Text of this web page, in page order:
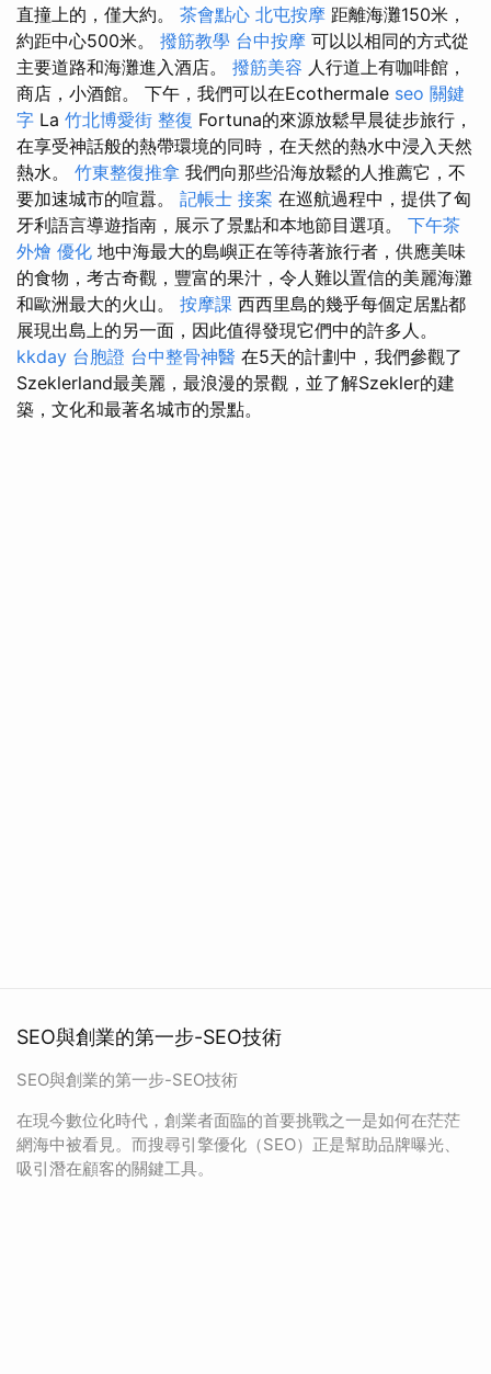
直撞上的，僅大約。 茶會點心 北屯按摩 距離海灘150米，
約距中心500米。 撥筋教學 台中按摩 可以以相同的方式從
主要道路和海灘進入酒店。 撥筋美容 人行道上有咖啡館，
商店，小酒館。 下午，我們可以在Ecothermale seo 關鍵
字 La 竹北博愛街 整復 Fortuna的來源放鬆早晨徒步旅行，
在享受神話般的熱帶環境的同時，在天然的熱水中浸入天然
熱水。 竹東整復推拿 我們向那些沿海放鬆的人推薦它，不
要加速城市的喧囂。 記帳士 接案 在巡航過程中，提供了匈
牙利語言導遊指南，展示了景點和本地節目選項。 下午茶
外燴 優化 地中海最大的島嶼正在等待著旅行者，供應美味
的食物，考古奇觀，豐富的果汁，令人難以置信的美麗海灘
和歐洲最大的火山。 按摩課 西西里島的幾乎每個定居點都
展現出島上的另一面，因此值得發現它們中的許多人。
kkday 台胞證 台中整骨神醫 在5天的計劃中，我們參觀了
Szeklerland最美麗，最浪漫的景觀，並了解Szekler的建
築，文化和最著名城市的景點。
SEO與創業的第一步-SEO技術
SEO與創業的第一步-SEO技術
在現今數位化時代，創業者面臨的首要挑戰之一是如何在茫茫
網海中被看見。而搜尋引擎優化（SEO）正是幫助品牌曝光、
吸引潛在顧客的關鍵工具。